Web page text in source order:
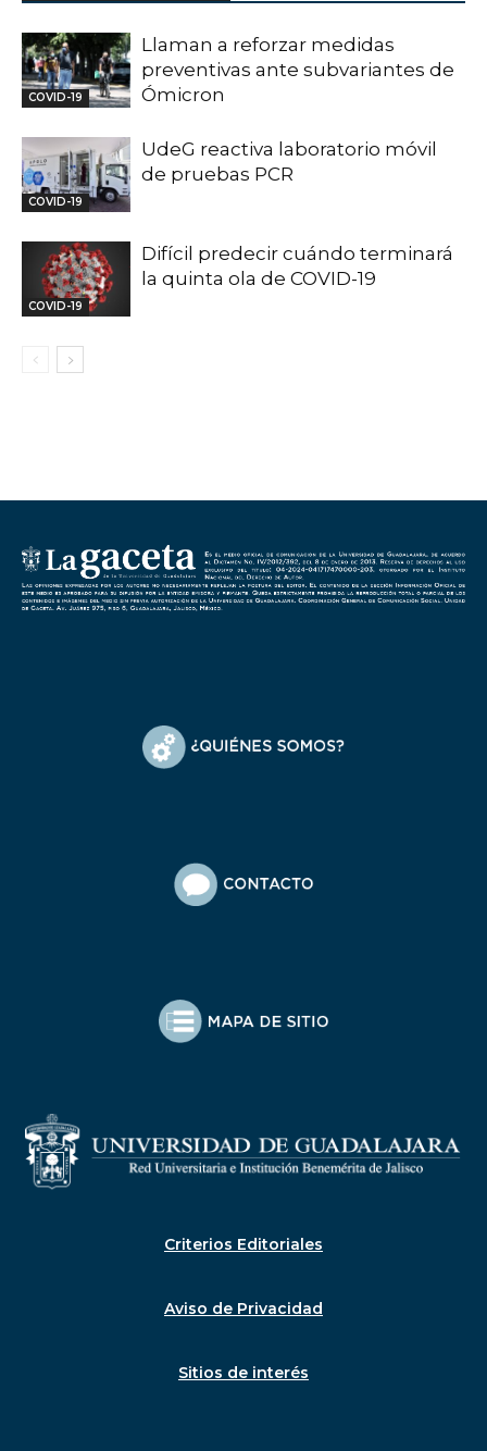
COVID-19
Llaman a reforzar medidas
preventivas ante subvariantes de
Ómicron
COVID-19
UdeG reactiva laboratorio móvil
de pruebas PCR
COVID-19
Difícil predecir cuándo terminará
la quinta ola de COVID-19
Criterios Editoriales
Aviso de Privacidad
Sitios de interés